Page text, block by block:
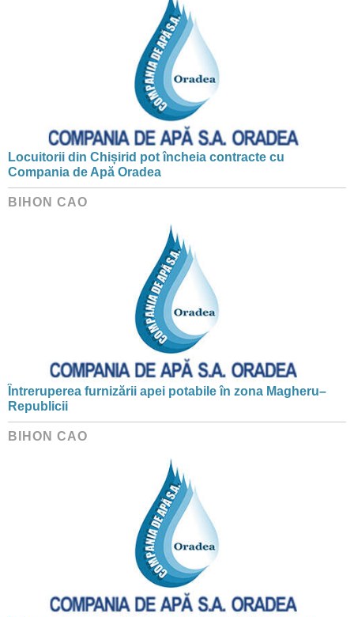
Locuitorii din Chișirid pot încheia contracte cu
Compania de Apă Oradea
BIHON CAO
Întreruperea furnizării apei potabile în zona Magheru–
Republicii
BIHON CAO